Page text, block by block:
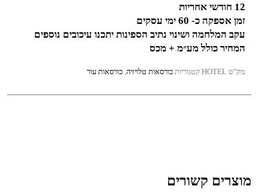
מוצרים קשורים
12 חודשי אחריות
זמן אספקה כ- 60 ימי עסקים
עקב המלחמה ושינוי נתיב הספינות יתכנו עיכובים נוספים
המחיר כולל מע״מ + מכס
מק"טHOTEL קטגוריות כורסאות טלויזיה,כורסאות עור